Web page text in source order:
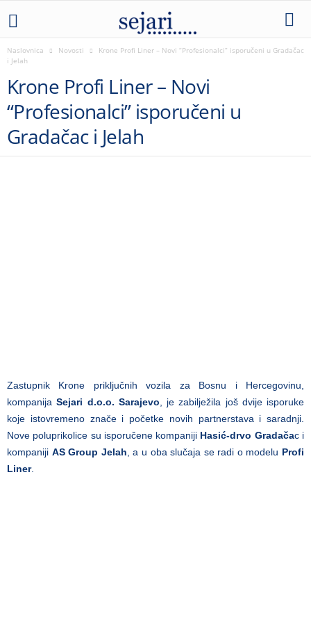
Naslovnica Novosti
Krone Profi Liner – Novi “Profesionalci” isporučeni u Gradačac
i Jelah
Krone Profi Liner – Novi
“Profesionalci” isporučeni u
Gradačac i Jelah
Zastupnik Krone priključnih vozila za Bosnu i Hercegovinu,
kompanijaSejari d.o.o. Sarajevo , je zabilježila još dvije isporuke
koje istovremeno znače i početke novih partnerstava i saradnji.
Nove poluprikolice su isporučene kompaniji Hasić-drvo Gradačac i
kompaniji AS Group Jelah , a u oba slučaja se radi o modelu Profi
Liner.